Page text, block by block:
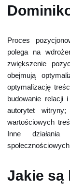
Proces
polega na
zwiększenie
obejmują
optymalizację
budowanie relacji
autorytet
wartościowych
Inne
Jakie są